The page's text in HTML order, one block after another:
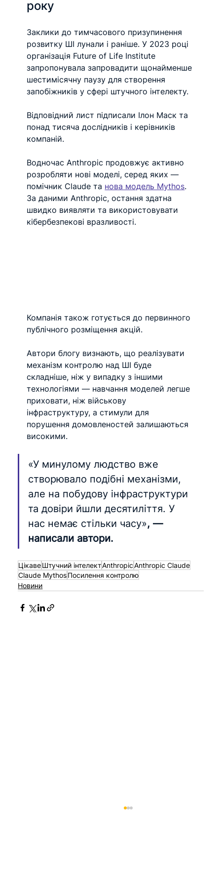
року
Заклики до тимчасового призупинення
розвитку ШІ лунали і раніше. У 2023 році
організація Future of Life Institute
запропонувала запровадити щонайменше
шестимісячну паузу для створення
запобіжників у сфері штучного інтелекту.
Відповідний лист підписали Ілон Маск та
понад тисяча дослідників і керівників
компаній.
Водночас Anthropic продовжує активно
розробляти нові моделі, серед яких —
помічник Claude та нова модель Mythos.
За даними Anthropic, остання здатна
швидко виявляти та використовувати
кібербезпекові вразливості.
Компанія також готується до первинного
публічного розміщення акцій.
Автори блогу визнають, що реалізувати
механізм контролю над ШІ буде
складніше, ніж у випадку з іншими
технологіями — навчання моделей легше
приховати, ніж військову
інфраструктуру, а стимули для
порушення домовленостей залишаються
високими.
«У минулому людство вже
створювало подібні механізми,
але на побудову інфраструктури
та довіри йшли десятиліття. У
нас немає стільки часу», —
написали автори.
ЦікавеШтучний інтелектAnthropicAnthropic Claude
Claude MythosПосилення контролю
Новини